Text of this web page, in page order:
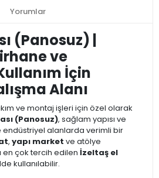
Yorumlar
(Panosuz) |
ve
İçin
Alanı
ve montaj işleri için özel olarak
(Panosuz), sağlam yapısı ve
endüstriyel alanlarda verimli bir
, yapı market ve atölye
çok tercih edilen İzeltaş el
kullanılabilir.